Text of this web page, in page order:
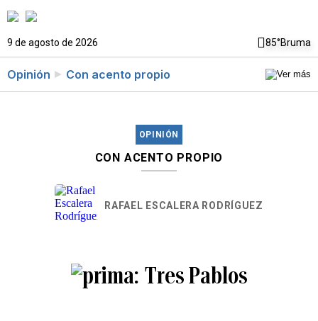
9 de agosto de 2026 85°Bruma
Opinión Con acento propio
OPINIÓN
CON ACENTO PROPIO
RAFAEL ESCALERA RODRÍGUEZ
Tres Pablos